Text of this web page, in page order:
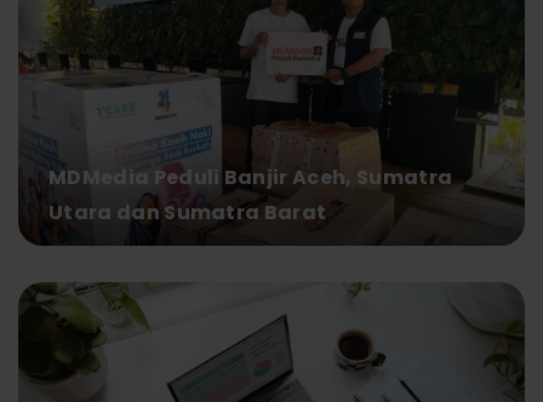
MDMedia Peduli Banjir Aceh, Sumatra
Utara dan Sumatra Barat